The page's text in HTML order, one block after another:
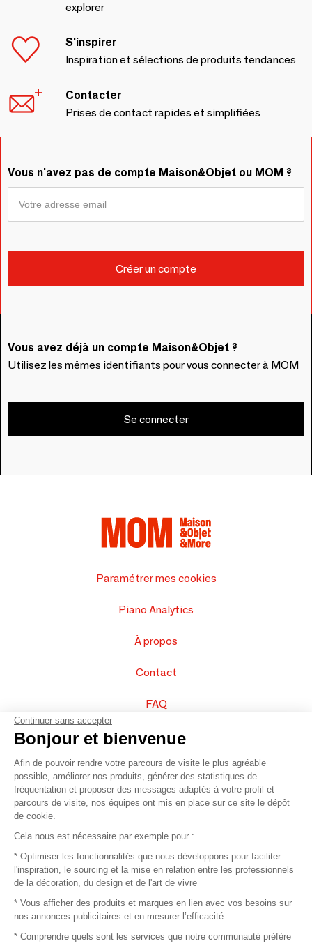
explorer
S'inspirer
Inspiration et sélections de produits tendances
Contacter
Prises de contact rapides et simplifiées
Vous n'avez pas de compte Maison&Objet ou MOM ?
Vous avez déjà un compte Maison&Objet ?
Utilisez les mêmes identifiants pour vous connecter à MOM
Se connecter
Paramétrer mes cookies
Piano Analytics
À propos
Contact
FAQ
Vendez vos produits
Plan du site
© 2016 –Organisation SAFI
Recrutement
Continuer sans accepter
Bonjour et bienvenue
Afin de pouvoir rendre votre parcours de visite le plus agréable
possible, améliorer nos produits, générer des statistiques de
fréquentation et proposer des messages adaptés à votre profil et
parcours de visite, nos équipes ont mis en place sur ce site le dépôt
de cookie.
Cela nous est nécessaire par exemple pour :
* Optimiser les fonctionnalités que nous développons pour faciliter
l'inspiration, le sourcing et la mise en relation entre les professionnels
de la décoration, du design et de l'art de vivre
* Vous afficher des produits et marques en lien avec vos besoins sur
nos annonces publicitaires et en mesurer l’efficacité
* Comprendre quels sont les services que notre communauté préfère